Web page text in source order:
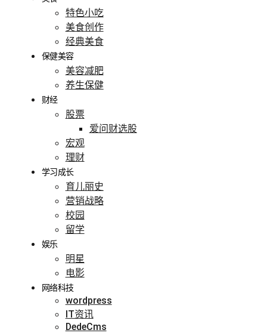
特色小吃
美食创作
经典美食
保健美容
美容减肥
养生保健
财经
股票
爱问财选股
宏观
理财
学习成长
育儿丽史
营销战略
校园
留学
娱乐
明星
电影
网络科技
wordpress
IT资讯
DedeCms